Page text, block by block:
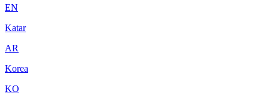
EN
Katar
AR
Korea
KO